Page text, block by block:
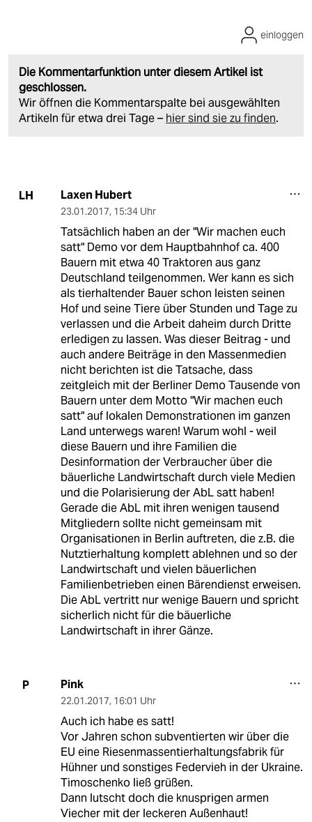
Die Kommentarfunktion unter diesem Artikel ist
geschlossen.
Wir öffnen die Kommentarspalte bei ausgewählten
Artikeln für etwa drei Tage – hier sind sie zu finden.
einloggen
LH Laxen Hubert
23.01.2017, 15:34 Uhr
Tatsächlich haben an der "Wir machen euch
satt" Demo vor dem Hauptbahnhof ca. 400
Bauern mit etwa 40 Traktoren aus ganz
Deutschland teilgenommen. Wer kann es sich
als tierhaltender Bauer schon leisten seinen
Hof und seine Tiere über Stunden und Tage zu
verlassen und die Arbeit daheim durch Dritte
erledigen zu lassen. Was dieser Beitrag - und
auch andere Beiträge in den Massenmedien
nicht berichten ist die Tatsache, dass
zeitgleich mit der Berliner Demo Tausende von
Bauern unter dem Motto "Wir machen euch
satt" auf lokalen Demonstrationen im ganzen
Land unterwegs waren! Warum wohl - weil
diese Bauern und ihre Familien die
Desinformation der Verbraucher über die
bäuerliche Landwirtschaft durch viele Medien
und die Polarisierung der AbL satt haben!
Gerade die AbL mit ihren wenigen tausend
Mitgliedern sollte nicht gemeinsam mit
Organisationen in Berlin auftreten, die z.B. die
Nutztierhaltung komplett ablehnen und so der
Landwirtschaft und vielen bäuerlichen
Familienbetrieben einen Bärendienst erweisen.
Die AbL vertritt nur wenige Bauern und spricht
sicherlich nicht für die bäuerliche
Landwirtschaft in ihrer Gänze.
P Pink
22.01.2017, 16:01 Uhr
Auch ich habe es satt!
Vor Jahren schon subventierten wir über die
EU eine Riesenmassentierhaltungsfabrik für
Hühner und sonstiges Federvieh in der Ukraine.
Timoschenko ließ grüßen.
Dann lutscht doch die knusprigen armen
Viecher mit der leckeren Außenhaut!